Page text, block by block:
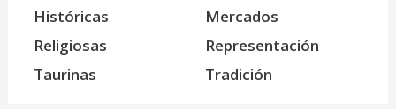
Históricas
Mercados
Religiosas
Representación
Taurinas
Tradición